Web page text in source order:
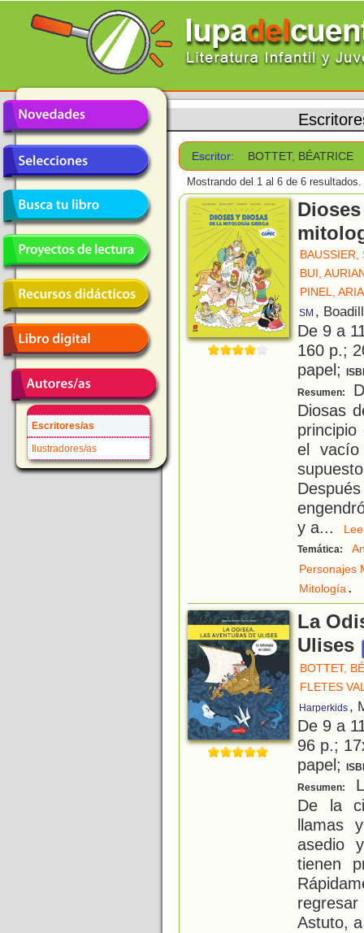
Escritores/as
Ilustradores/as
Escritor: BOTTET, BÉATRICE
Mostrando del 1 al 6 de 6 resultados.
BAUSSIER,
BUI,
PINEL,
SM ,
De 9 a
160 p.;
papel;
Resumen:
Diosas
el
y a...
Temática:
Personajes
Mitología.
La
Ulises
BOTTET,
FLETES
Harperkids ,
De 9 a
96 p.;
papel;
Resumen:
De la
llamas
asedio
tienen
Astuto,